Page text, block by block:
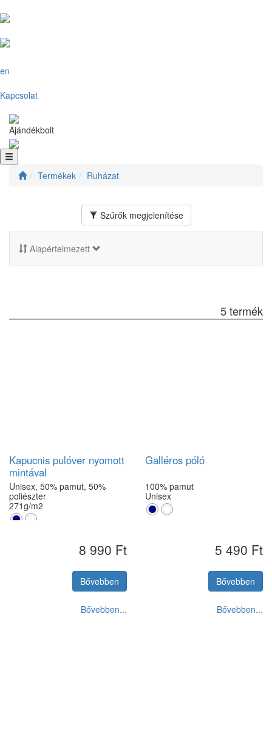
en
Kapcsolat
Ajándékbolt
Termékek Ruházat
Szűrők megjelenítése
Alapértelmezett
5 termék
Kapucnis pulóver nyomott
mintával
Unisex, 50% pamut, 50%
poliészter
271g/m2
XXL8 990 Ft
Bővebben
Bővebben...
Galléros póló
100% pamut
Unisex
5 490 Ft
Bővebben
Bővebben...